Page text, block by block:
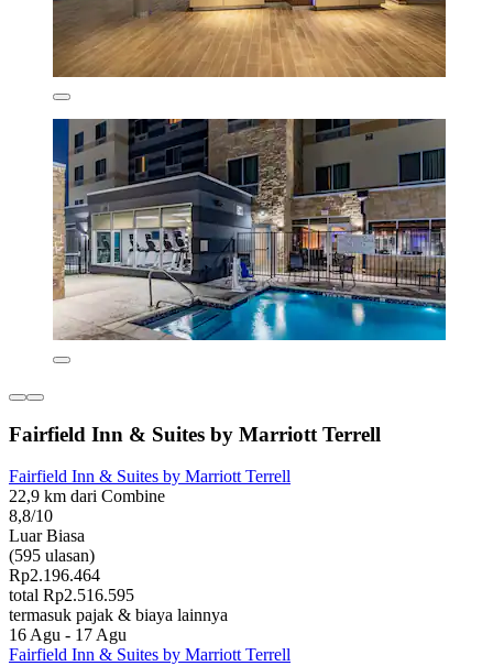
Fairfield Inn & Suites by Marriott Terrell
Fairfield Inn & Suites by Marriott Terrell
22,9 km dari Combine
8,8/10
Luar Biasa
(595 ulasan)
Rp2.196.464
total Rp2.516.595
termasuk pajak & biaya lainnya
16 Agu - 17 Agu
Fairfield Inn & Suites by Marriott Terrell